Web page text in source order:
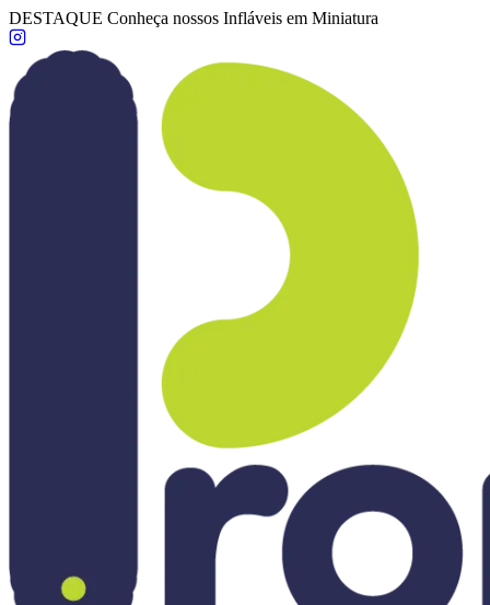
DESTAQUE Conheça nossos Infláveis em Miniatura